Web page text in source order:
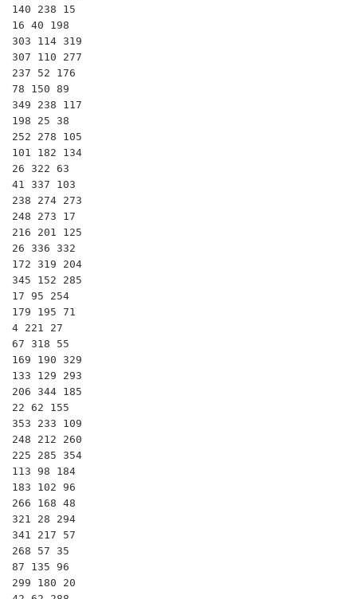
140 238 15
16 40 198
303 114 319
307 110 277
237 52 176
78 150 89
349 238 117
198 25 38
252 278 105
101 182 134
26 322 63
41 337 103
238 274 273
248 273 17
216 201 125
26 336 332
172 319 204
345 152 285
17 95 254
179 195 71
4 221 27
67 318 55
169 190 329
133 129 293
206 344 185
22 62 155
353 233 109
248 212 260
225 285 354
113 98 184
183 102 96
266 168 48
321 28 294
341 217 57
268 57 35
87 135 96
299 180 20